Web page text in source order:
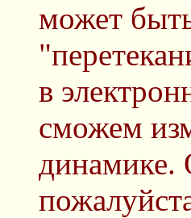
может
в
сможем
динамике.